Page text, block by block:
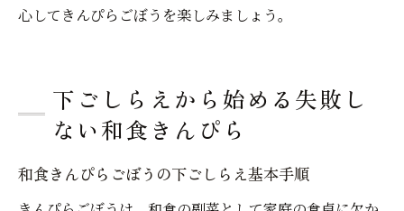
心してきんぴらごぼうを楽しみましょう。
下ごしらえから始める失敗し
ない和食きんぴら
和食きんぴらごぼうの下ごしらえ基本手順